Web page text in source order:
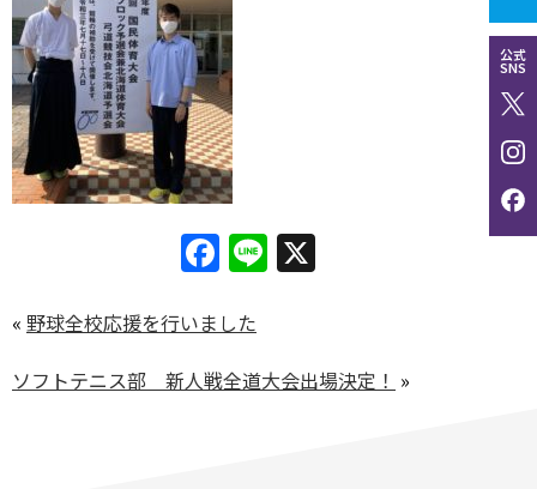
公式
SNS
Facebook
Line
« 野球全校応援を行いました
ソフトテニス部 新人戦全道大会出場決定！ »